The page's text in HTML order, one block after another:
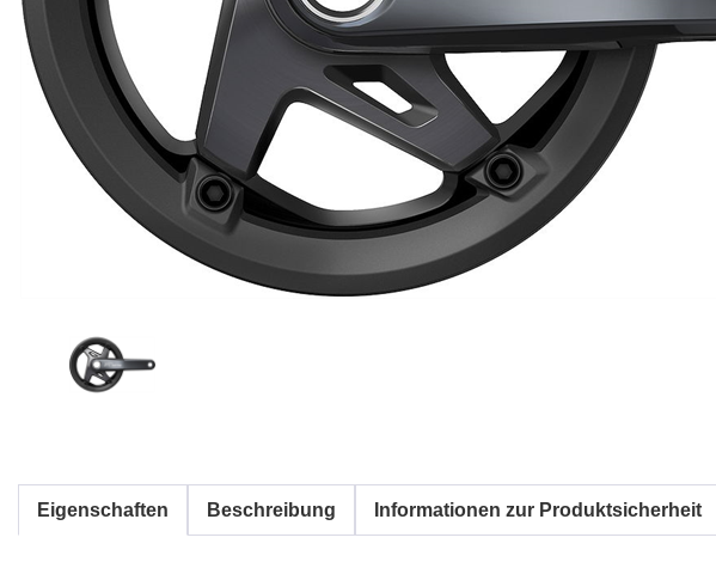
Eigenschaften Beschreibung Informationen zur Produktsicherheit